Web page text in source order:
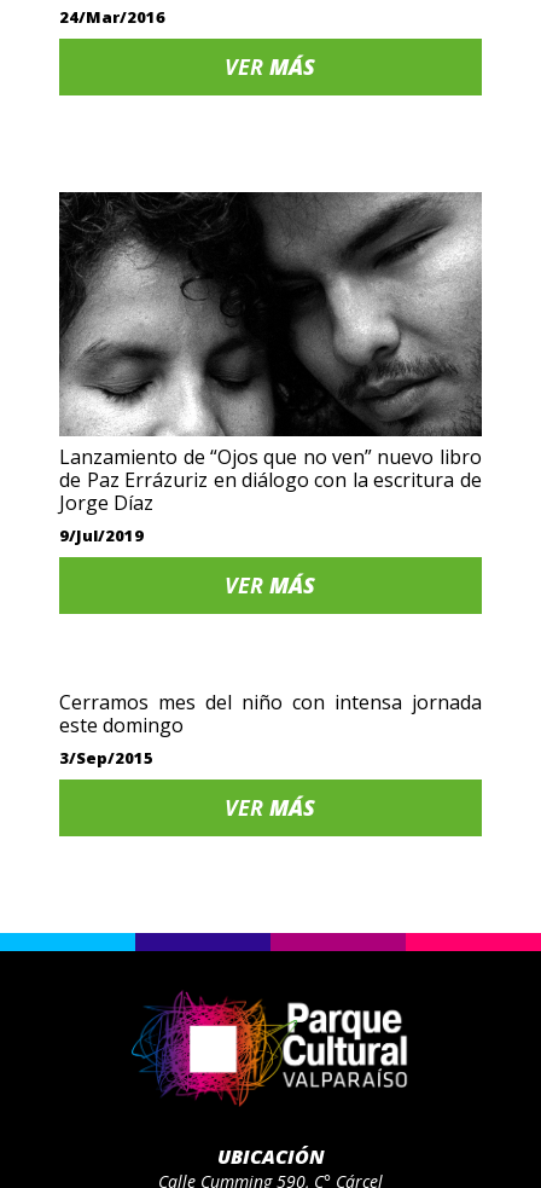
24/Mar/2016
VERMÁS
Lanzamiento de “Ojos que no ven” nuevo libro
de Paz Errázuriz en diálogo con la escritura de
Jorge Díaz
9/Jul/2019
VERMÁS
Cerramos mes del niño con intensa jornada
este domingo
3/Sep/2015
VERMÁS
UBICACIÓN
Calle Cumming 590, C° Cárcel